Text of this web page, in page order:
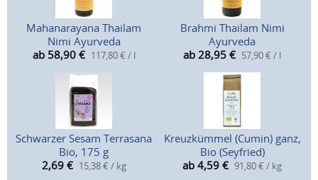
Mahanarayana Thailam
Nimi Ayurveda
ab 58,90 € 117,80 € / l
Brahmi Thailam Nimi
Ayurveda
ab 28,95 € 57,90 € / l
Schwarzer Sesam Terrasana
Bio, 175 g
2,69 € 15,38 € / kg
Kreuzkümmel (Cumin) ganz,
Bio (Seyfried)
ab 4,59 € 91,80 € / kg